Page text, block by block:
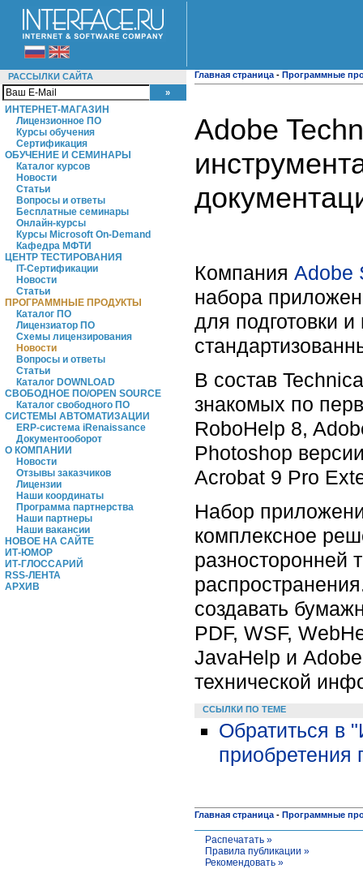
РАССЫЛКИ САЙТА
ИНТЕРНЕТ-МАГАЗИН
Лицензионное ПО
Курсы обучения
Сертификация
ОБУЧЕНИЕ И СЕМИНАРЫ
Каталог курсов
Новости
Статьи
Вопросы и ответы
Бесплатные семинары
Онлайн-курсы
Курсы Microsoft On-Demand
Кафедра МФТИ
ЦЕНТР ТЕСТИРОВАНИЯ
IT-Сертификации
Новости
Статьи
ПРОГРАММНЫЕ ПРОДУКТЫ
Каталог ПО
Лицензиатор ПО
Схемы лицензирования
Новости
Вопросы и ответы
Статьи
Каталог DOWNLOAD
СВОБОДНОЕ ПО/OPEN SOURCE
Каталог свободного ПО
СИСТЕМЫ АВТОМАТИЗАЦИИ
ERP-система iRenaissance
Документооборот
О КОМПАНИИ
Новости
Отзывы заказчиков
Лицензии
Наши координаты
Программа партнерства
Наши партнеры
Наши вакансии
НОВОЕ НА САЙТЕ
ИТ-ЮМОР
ИТ-ГЛОССАРИЙ
RSS-ЛЕНТА
АРХИВ
Главная страница - Программные
Adobe
Компания Adobe
набора
для подготовки
В состав
знакомых по
RoboHelp 8,
Photoshop
Acrobat 9 Pro
Набор
комплексное
разносторонней
создавать
PDF, WSF,
JavaHelp и
технической
ССЫЛКИ ПО ТЕМЕ
Обратиться в
приобретения
Главная страница - Программные
Распечатать »
Правила публикации »
Рекомендовать »